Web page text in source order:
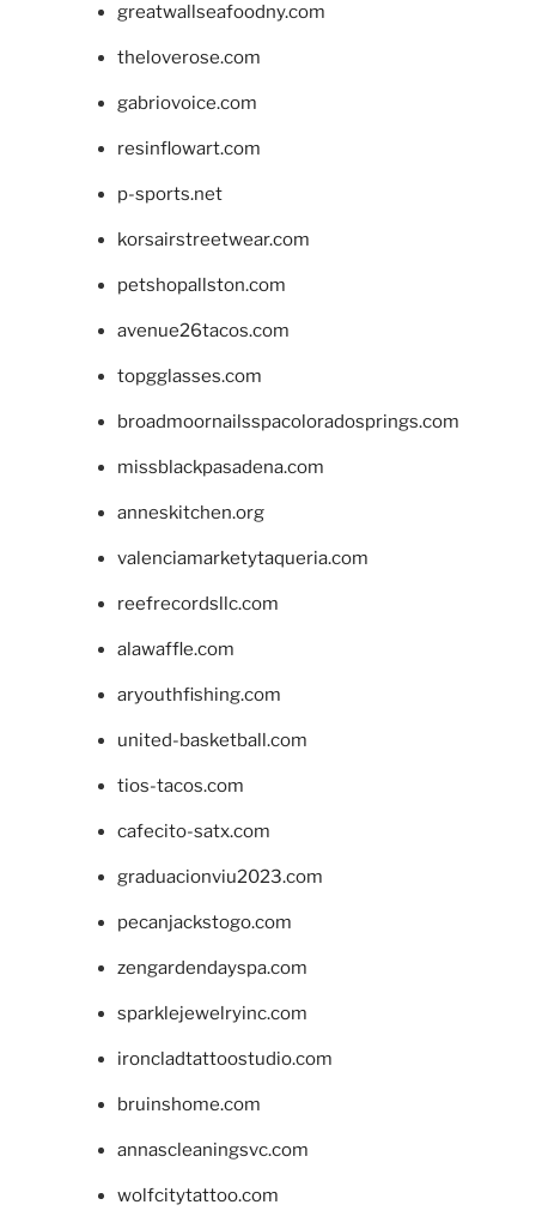
greatwallseafoodny.com
theloverose.com
gabriovoice.com
resinflowart.com
p-sports.net
korsairstreetwear.com
petshopallston.com
avenue26tacos.com
topgglasses.com
broadmoornailsspacoloradosprings.com
missblackpasadena.com
anneskitchen.org
valenciamarketytaqueria.com
reefrecordsllc.com
alawaffle.com
aryouthfishing.com
united-basketball.com
tios-tacos.com
cafecito-satx.com
graduacionviu2023.com
pecanjackstogo.com
zengardendayspa.com
sparklejewelryinc.com
ironcladtattoostudio.com
bruinshome.com
annascleaningsvc.com
wolfcitytattoo.com